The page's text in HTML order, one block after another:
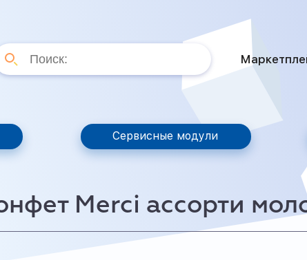
Сервисные модули
Merci ассорти